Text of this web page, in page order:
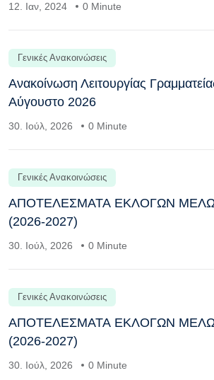
12. Ιαν, 2024 0 Minute
Γενικές Ανακοινώσεις
Ανακοίνωση Λειτουργίας
Αύγουστο 2026
30. Ιούλ, 2026 0 Minute
Γενικές Ανακοινώσεις
ΑΠΟΤΕΛΕΣΜΑΤΑ ΕΚΛΟΓΩΝ
(2026-2027)
30. Ιούλ, 2026 0 Minute
Γενικές Ανακοινώσεις
ΑΠΟΤΕΛΕΣΜΑΤΑ ΕΚΛΟΓΩΝ
(2026-2027)
30. Ιούλ, 2026 0 Minute